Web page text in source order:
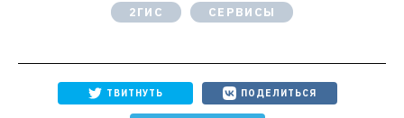
2ГИС СЕРВИСЫ
ТВИТНУТЬ ПОДЕЛИТЬСЯ